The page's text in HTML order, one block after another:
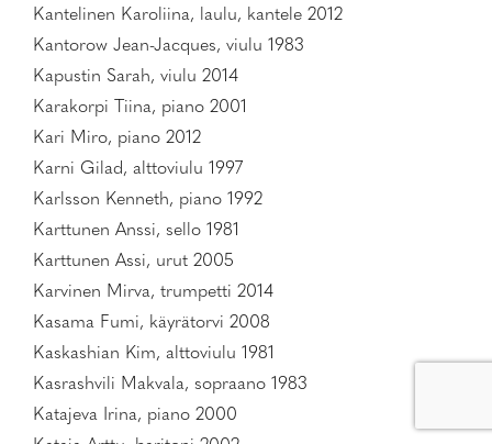
Kantelinen Karoliina, laulu, kantele 2012
Kantorow Jean-Jacques, viulu 1983
Kapustin Sarah, viulu 2014
Karakorpi Tiina, piano 2001
Kari Miro, piano 2012
Karni Gilad, alttoviulu 1997
Karlsson Kenneth, piano 1992
Karttunen Anssi, sello 1981
Karttunen Assi, urut 2005
Karvinen Mirva, trumpetti 2014
Kasama Fumi, käyrätorvi 2008
Kaskashian Kim, alttoviulu 1981
Kasrashvili Makvala, sopraano 1983
Katajeva Irina, piano 2000